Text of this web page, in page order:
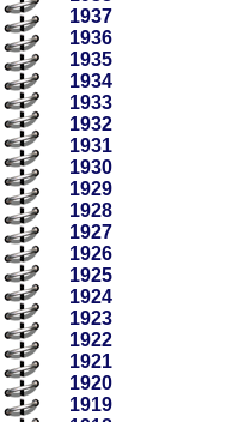
1937
1936
1935
1934
1933
1932
1931
1930
1929
1928
1927
1926
1925
1924
1923
1922
1921
1920
1919